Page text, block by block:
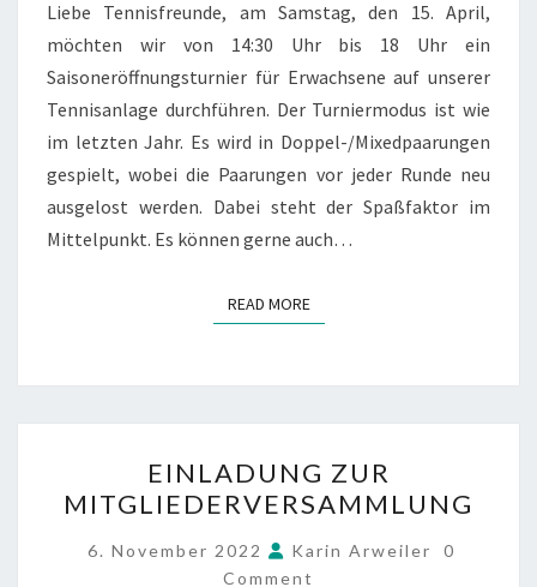
Liebe Tennisfreunde, am Samstag, den 15. April,
möchten wir von 14:30 Uhr bis 18 Uhr ein
Saisoneröffnungsturnier für Erwachsene auf unserer
Tennisanlage durchführen. Der Turniermodus ist wie
im letzten Jahr. Es wird in Doppel-/Mixedpaarungen
gespielt, wobei die Paarungen vor jeder Runde neu
ausgelost werden. Dabei steht der Spaßfaktor im
Mittelpunkt. Es können gerne auch…
READ MOREREAD MORE
ZUR
EINLADUNG ZUR
MITGLIEDERVERSAMMLUNG
6. November 2022 Karin Arweiler
0
Comment